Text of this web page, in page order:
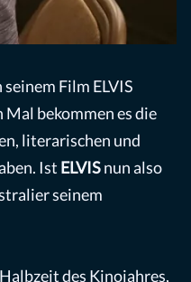
Film ELVIS
bekommen es die
literarischen und
Ist ELVISnun also
seinem
des Kinojahres,